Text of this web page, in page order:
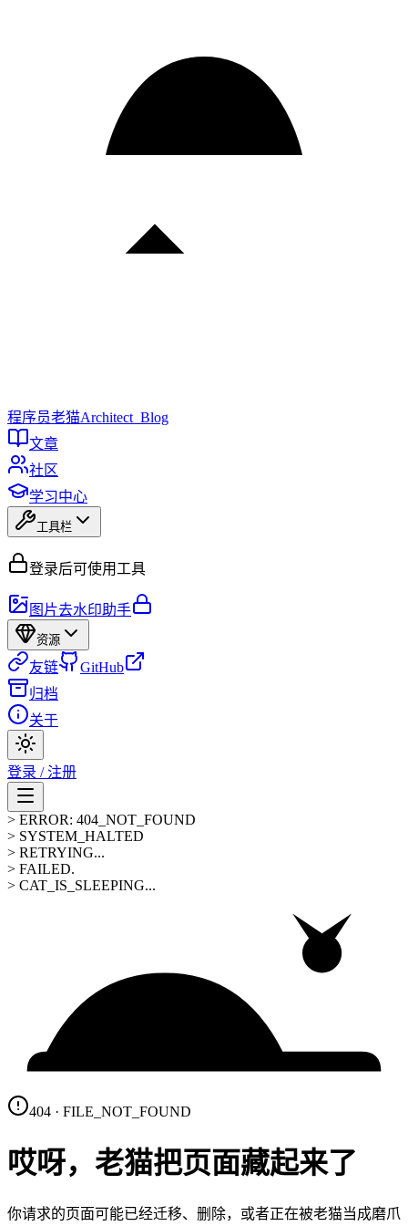
程序员老猫Architect_Blog
文章
社区
学习中心
工具栏
登录后可使用工具
图片去水印助手
资源
友链
GitHub
归档
关于
登录 / 注册
> ERROR: 404_NOT_FOUND
> SYSTEM_HALTED
> RETRYING...
> FAILED.
> CAT_IS_SLEEPING...
404 · FILE_NOT_FOUND
哎呀，老猫把页面藏起来了
你请求的页面可能已经迁移、删除，或者正在被老猫当成磨爪